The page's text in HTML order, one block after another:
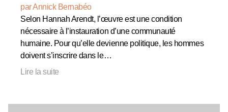
par Annick Bernabéo
Selon Hannah Arendt, l’œuvre est une condition
nécessaire à l’instauration d’une communauté
humaine. Pour qu’elle devienne politique, les hommes
doivent s’inscrire dans le…
Lire la suite